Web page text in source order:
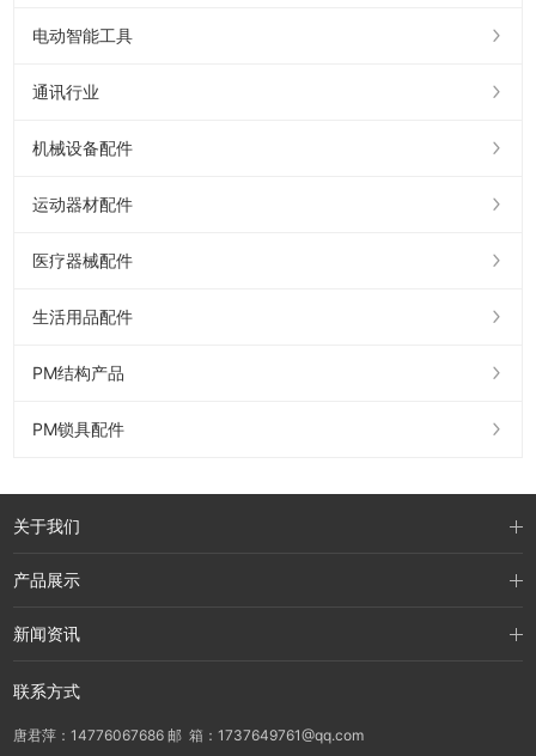
电动智能工具
通讯行业
机械设备配件
运动器材配件
医疗器械配件
生活用品配件
PM结构产品
PM锁具配件
关于我们
产品展示
新闻资讯
联系方式
唐君萍：14776067686 邮 箱：1737649761@qq.com